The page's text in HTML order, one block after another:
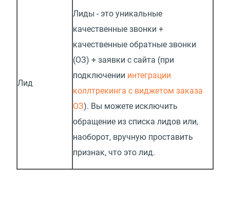
Лид
Лиды - это уникальные
качественные звонки +
качественные обратные звонки
(ОЗ) + заявки с сайта (при
подключении интеграции
коллтрекинга с виджетом заказа
ОЗ). Вы можете исключить
обращение из списка лидов или,
наоборот, вручную проставить
признак, что это лид.